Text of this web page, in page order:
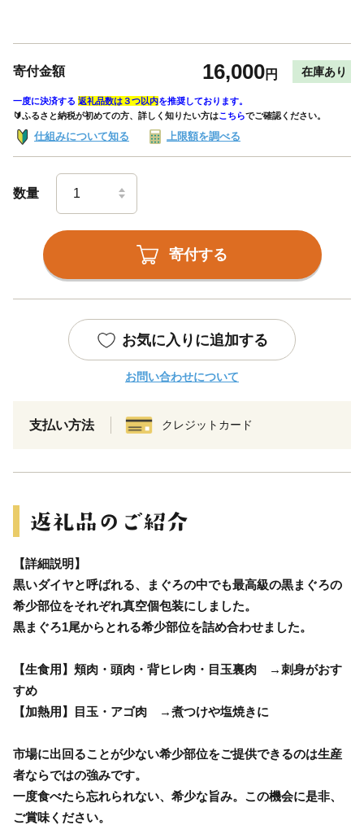
寄付金額 16,000円 在庫あり
一度に決済する 返礼品数は３つ以内を推奨しております。
🔰ふるさと納税が初めての方、詳しく知りたい方はこちらでご確認ください。
仕組みについて知る 上限額を調べる
数量
寄付する
お気に入りに追加する
お問い合わせについて
支払い方法 クレジットカード
【詳細説明】
黒いダイヤと呼ばれる、まぐろの中でも最高級の黒まぐろの
希少部位をそれぞれ真空個包装にしました。
黒まぐろ1尾からとれる希少部位を詰め合わせました。
【生食用】頬肉・頭肉・背ヒレ肉・目玉裏肉 →刺身がおす
すめ
【加熱用】目玉・アゴ肉 →煮つけや塩焼きに
市場に出回ることが少ない希少部位をご提供できるのは生産
者ならではの強みです。
一度食べたら忘れられない、希少な旨み。この機会に是非、
ご賞味ください。